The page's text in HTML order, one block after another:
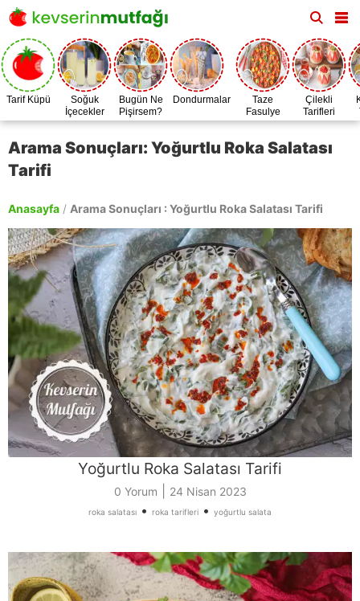
Tarif Küpü
Soğuk
İçecekler
Bugün Ne
Pişirsem?
Dondurmalar
Taze
Fasulye
Zamanı
Çilekli
Tarifleri
Arama Sonuçları: Yoğurtlu Roka Salatası
Tarifi
Anasayfa / Arama Sonuçları : Yoğurtlu Roka Salatası Tarifi
Yoğurtlu Roka Salatası Tarifi
0 Yorum 24 Nisan 2023
roka salatası • roka tarifleri • yoğurtlu salata